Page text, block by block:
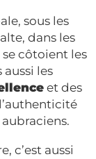
sous les
dans les
côtoient les
aussi les
et des
c’est aussi